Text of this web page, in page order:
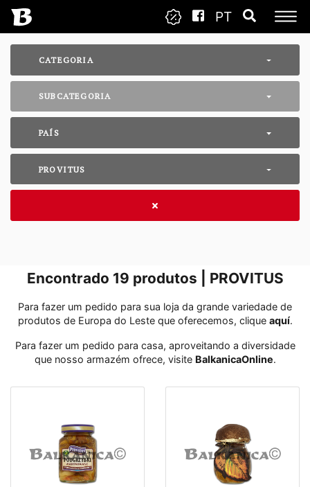
PT
CATEGORIA
SUBCATEGORIA
PAÍS
PROVITUS
Encontrado 19 produtos | PROVITUS
Para fazer um pedido para sua loja da grande variedade de
produtos de Europa do Leste que oferecemos, clique aquí․
Para fazer um pedido para casa, aproveitando a diversidade
que nosso armazém ofrece, visite BalkanicaOnline․